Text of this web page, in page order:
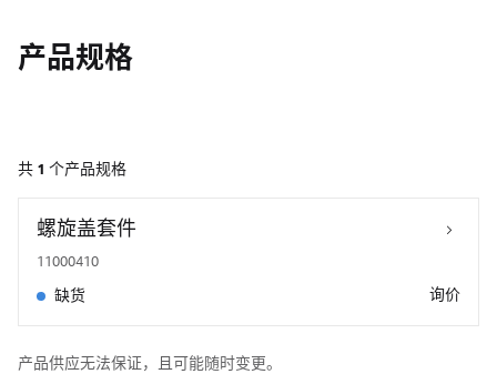
产品规格
共 1 个产品规格
螺旋盖套件
11000410
缺货 询价
产品供应无法保证，且可能随时变更。